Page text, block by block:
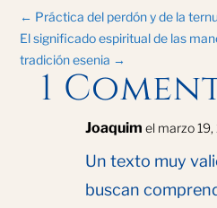
← Práctica del perdón y de la
El significado espiritual de las
tradición esenia →
1
Joaquim el marzo
Un texto muy
buscan